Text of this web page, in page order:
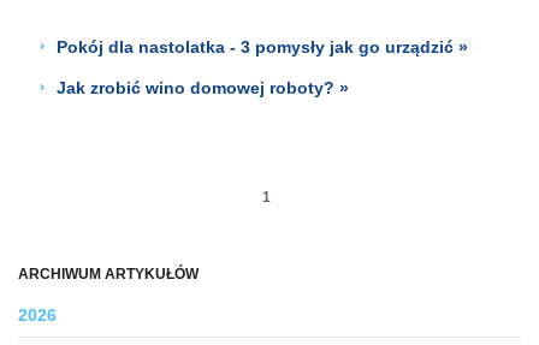
ARCHIWUM ARTYKUŁÓW
2026
Pokój dla nastolatka - 3 pomysły jak go urządzić »
Jak zrobić wino domowej roboty? »
1